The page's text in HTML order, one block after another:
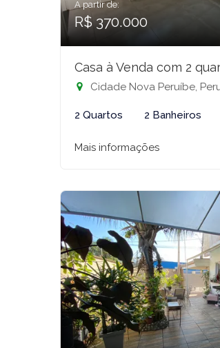
A partir de:
R$ 370.000
Casa à Venda com 2
Cidade Nova Peruíbe,
2 Quartos 2 Banheiros
Mais informações